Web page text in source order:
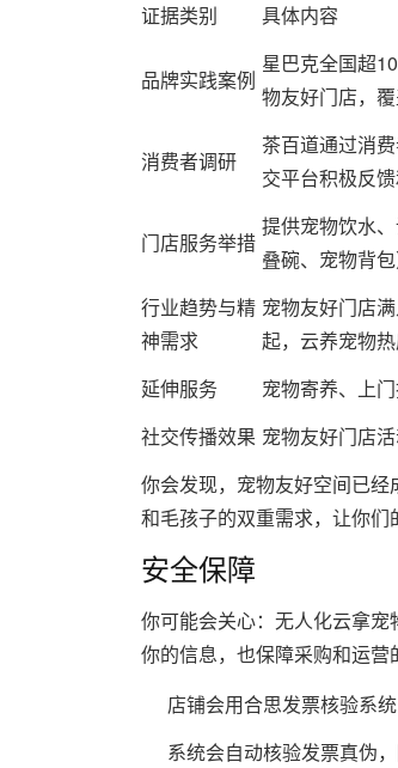
证据类别
具体内容
品牌实践案例
星巴克全国超
物友好门店，
消费者调研
茶百道通过消
交平台积极反
门店服务举措
提供宠物饮水
叠碗、宠物背包
行业趋势与精
神需求
宠物友好门店
起，云养宠物
延伸服务
宠物寄养、上
社交传播效果 宠物友好门店
你会发现，宠物友好空间已
和毛孩子的双重需求，让你们
安全保障
你可能会关心：无人化云拿
你的信息，也保障采购和运营
店铺会用合思发票核验系
系统会自动核验发票真伪